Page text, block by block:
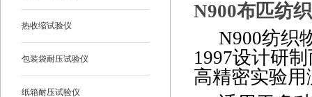
热收缩试验仪
包装袋耐压试验仪
纸箱耐压试验仪
N900布匹纺
N900纺织
1997设计研
高精密实验